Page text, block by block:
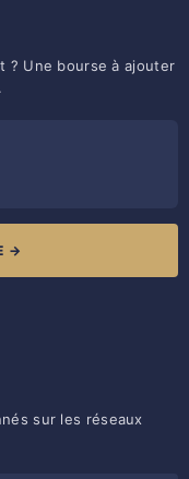
? Une bourse à ajouter
→
sur les réseaux